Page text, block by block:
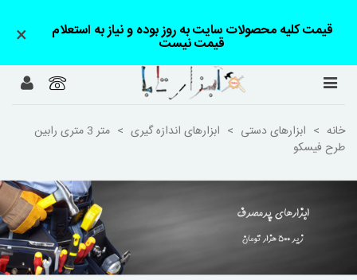
قیمت کلیه محصولات سایت به روز بوده و نیاز به استعلام
قیمت نیست ×
خانه > ابزارهای دستی > ابزارهای اندازه گیری >
متر 3 متری رابین
طرح فیسکو